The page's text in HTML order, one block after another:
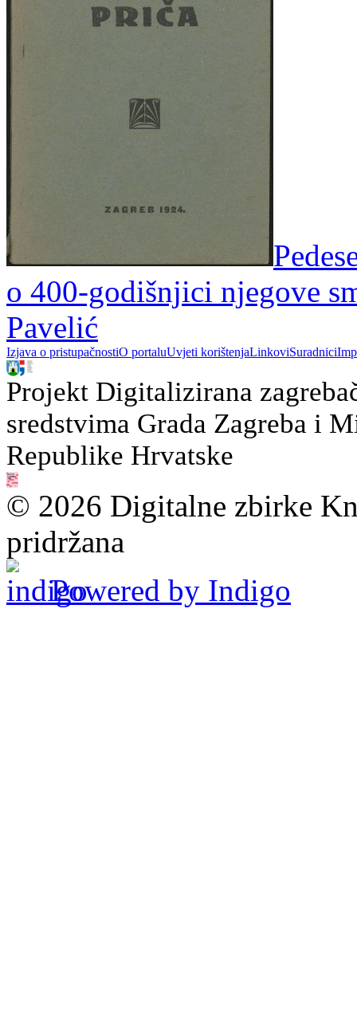
o 400-godišnjici njegove
Pavelić
Izjava o pristupačnostiO portaluUvjeti korištenjaLinkoviSuradnici
Projekt Digitalizirana
sredstvima Grada Zagreba i
Republike Hrvatske
© 2026 Digitalne zbirke
pridržana
Powered by Indigo